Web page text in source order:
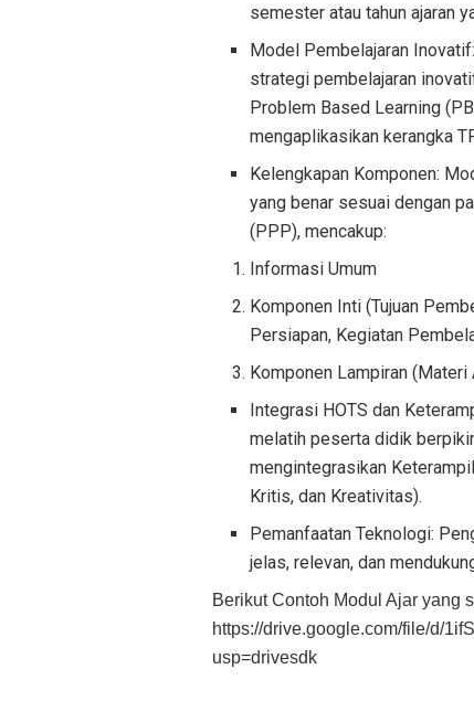
semester atau tahun ajaran
Model Pembelajaran
strategi pembelajaran
Problem Based Learning
mengaplikasikan kerangka
Kelengkapan Komponen:
yang benar sesuai dengan
(PPP), mencakup:
Informasi Umum
Komponen Inti (Tujuan
Persiapan, Kegiatan
Komponen Lampiran
Integrasi HOTS dan
melatih peserta didik
mengintegrasikan
Kritis, dan Kreativitas).
Pemanfaatan Teknologi:
jelas, relevan, dan
Berikut Contoh Modul Ajar yang
https://drive.google.com/file/d/
usp=drivesdk